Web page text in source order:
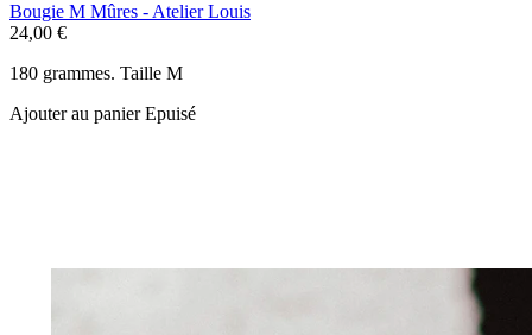
Bougie M Mûres - Atelier Louis
24,00 €
180 grammes. Taille M
Ajouter au panierEpuisé